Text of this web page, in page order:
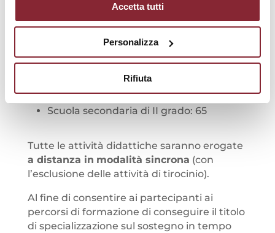
Accetta tutti
Personalizza
Rifiuta
del merito ha assegnato all’Università
degli Studi di Roma UnitelmaSapienza i
seguenti posti:
Scuola primaria: 233
Scuola secondaria di I grado: 109
Scuola secondaria di II grado: 65
Tutte le attività didattiche saranno erogate
a distanza in modalità sincrona (con
l’esclusione delle attività di tirocinio).
Al fine di consentire ai partecipanti ai
percorsi di formazione di conseguire il titolo
di specializzazione sul sostegno in tempo